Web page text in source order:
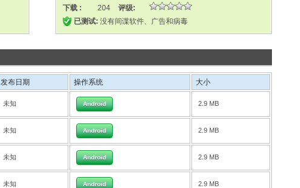
下载 :
204
评级:
已测试: 没有间谍软件、广告和病毒
发布日期 操作系统 大小
未知 Android 2.9 MB
未知 Android 2.9 MB
未知 Android 2.9 MB
未知 Android 2.9 MB